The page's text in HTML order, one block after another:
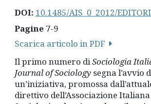
DOI: 10.1485/AIS_0_2012/
Pagine 7-9
Scarica articolo in PDF
Il primo numero diSociologia
Journal of Sociology segna l’avvio
un’iniziativa, promossa
direttivo dell’Associazione